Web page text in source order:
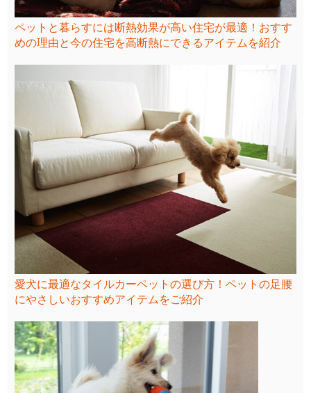
ペットと暮らすには断熱効果が高い住宅が最適！おすす
めの理由と今の住宅を高断熱にできるアイテムを紹介
愛犬に最適なタイルカーペットの選び方！ペットの足腰
にやさしいおすすめアイテムをご紹介